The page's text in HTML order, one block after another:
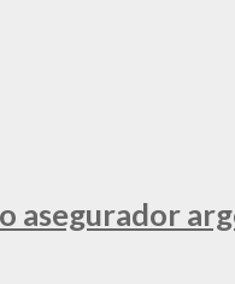
asegurador